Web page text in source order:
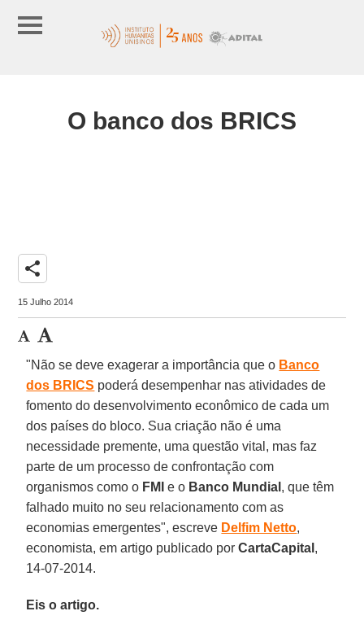
O banco dos BRICS
share
15 Julho 2014
"Não se deve exagerar a importância que o Banco
dos BRICS poderá desempenhar nas atividades de
fomento do desenvolvimento econômico de cada um
dos países do bloco. Sua criação não é uma
necessidade premente, uma questão vital, mas faz
parte de um processo de confrontação com
organismos como o FMI e o Banco Mundial , que têm
falhado muito no seu relacionamento com as
economias emergentes", escreve Delfim Netto,
economista, em artigo publicado porCartaCapital ,
14-07-2014.
Eis o artigo.